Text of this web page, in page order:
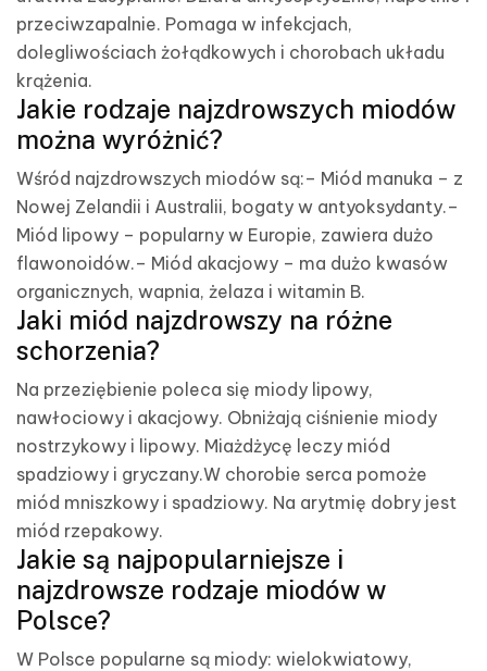
przeciwzapalnie. Pomaga w infekcjach,
dolegliwościach żołądkowych i chorobach układu
krążenia.
Jakie rodzaje najzdrowszych miodów
można wyróżnić?
Wśród najzdrowszych miodów są:– Miód manuka – z
Nowej Zelandii i Australii, bogaty w antyoksydanty.–
Miód lipowy – popularny w Europie, zawiera dużo
flawonoidów.– Miód akacjowy – ma dużo kwasów
organicznych, wapnia, żelaza i witamin B.
Jaki miód najzdrowszy na różne
schorzenia?
Na przeziębienie poleca się miody lipowy,
nawłociowy i akacjowy. Obniżają ciśnienie miody
nostrzykowy i lipowy. Miażdżycę leczy miód
spadziowy i gryczany.W chorobie serca pomoże
miód mniszkowy i spadziowy. Na arytmię dobry jest
miód rzepakowy.
Jakie są najpopularniejsze i
najzdrowsze rodzaje miodów w
Polsce?
W Polsce popularne są miody: wielokwiatowy,